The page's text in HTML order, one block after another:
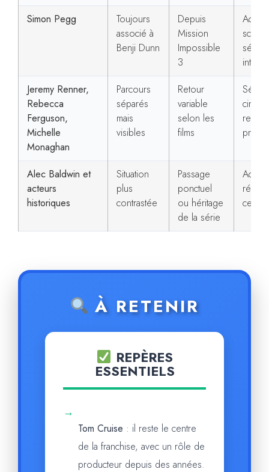
Simon Pegg
Toujours
associé à
Benji Dunn
Depuis
Mission
Impossible
3
séries
Jeremy Renner,
Rebecca
Ferguson,
Michelle
Monaghan
Parcours
séparés
mais
visibles
Retour
variable
selon les
films
Alec Baldwin et
acteurs
historiques
Situation
plus
contrastée
Passage
ponctuel
ou héritage
de la série
réelle
À RETENIR
REPÈRES
ESSENTIELS
→
Tom Cruise : il reste le centre
de la franchise, avec un rôle de
producteur depuis des années.